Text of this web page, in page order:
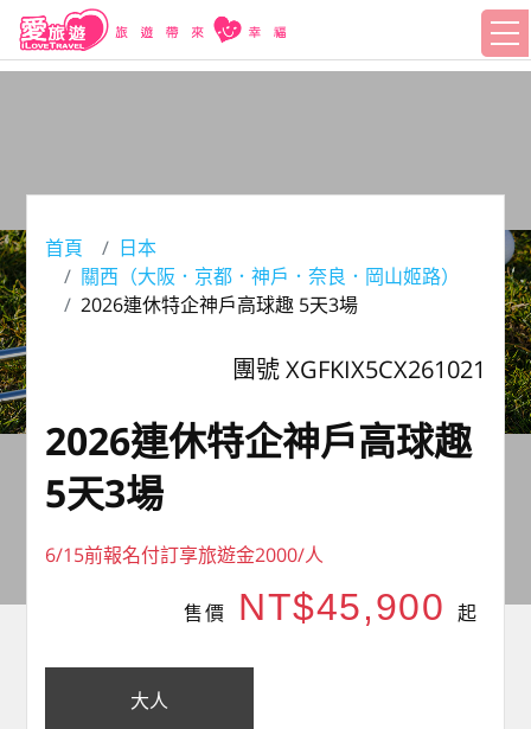
首頁
日本
關西（大阪．京都．神戶．奈良．岡山姬路）
2026連休特企神戶高球趣 5天3場
團號 XGFKIX5CX261021
2026連休特企神戶高球趣
5天3場
6/15前報名付訂享旅遊金2000/人
售價 NT$45,900 起
大人